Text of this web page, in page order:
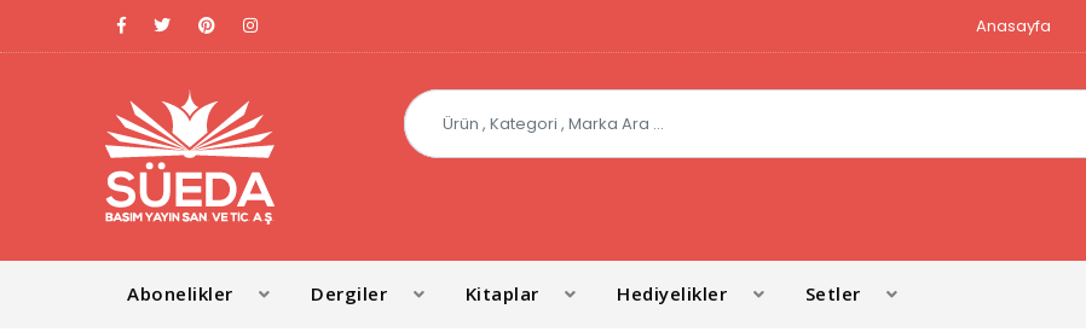
Anasayfa
Abonelikler Dergiler Kitaplar Hediyelikler Setler